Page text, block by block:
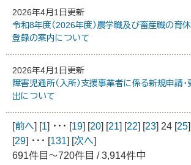
2026年4月1日更新
令和8年度（2026年度）農学職及び畜産職の育
登録の案内について
2026年4月1日更新
障害児通所（入所）支援事業者に係る新規申請・
出について
[前へ] [1] ･･･ [19] [20] [21] [22] [23] 24 [25
[29] ･･･ [131] [次へ]
691件目～720件目 / 3,914件中